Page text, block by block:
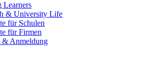
Learners
& University Life
für Schulen
für Firmen
& Anmeldung